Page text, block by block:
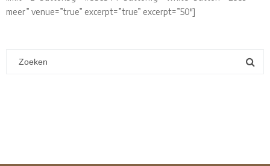
meer” venue=”true” excerpt=”true” excerpt=”50″]